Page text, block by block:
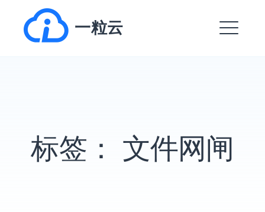
一粒云
EXPAND
标签： 文件网闸